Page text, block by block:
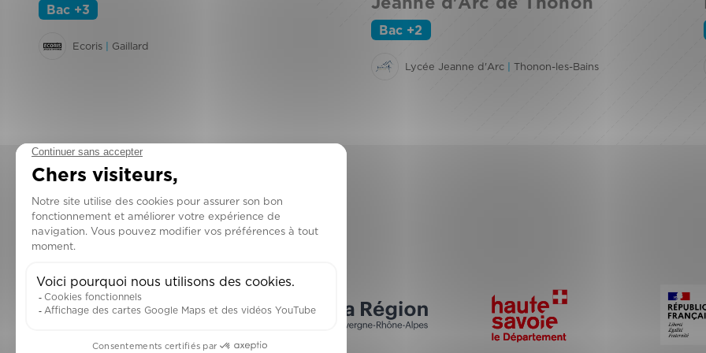
Bac +3
Ecoris | Gaillard
Bac +2
Lycée Jeanne d'Arc | Thonon-les-Bains